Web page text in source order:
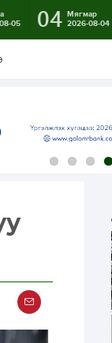
05
04 Мягмар
2026-08-04